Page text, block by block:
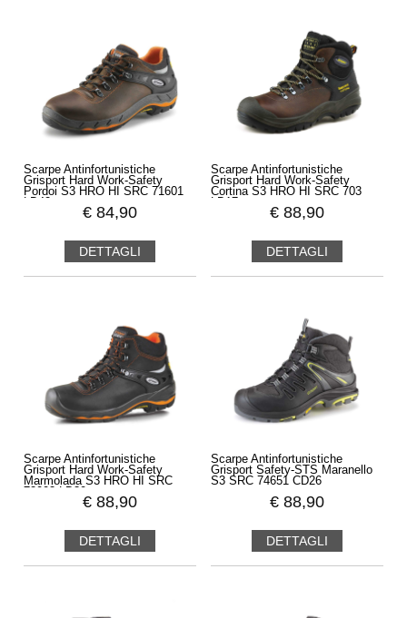
Scarpe Antinfortunistiche
Grisport Hard Work-Safety
Pordoi S3 HRO HI SRC 71601
€ 84,90
DETTAGLI
Scarpe Antinfortunistiche
Grisport Hard Work-Safety
Cortina S3 HRO HI SRC 703
€ 88,90
DETTAGLI
Scarpe Antinfortunistiche
Grisport Hard Work-Safety
Marmolada S3 HRO HI SRC
€ 88,90
DETTAGLI
Scarpe Antinfortunistiche
Grisport Safety-STS Maranello
S3 SRC 74651 CD26
€ 88,90
DETTAGLI